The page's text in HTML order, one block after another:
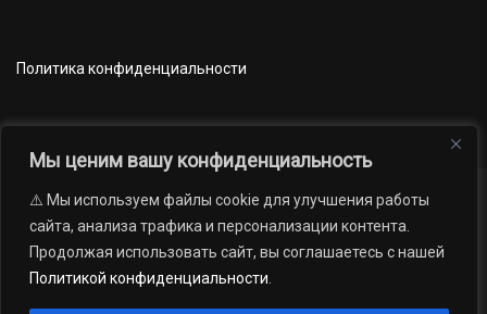
Мы ценим вашу конфиденциальность
⚠️ Мы используем файлы cookie для улучшения работы
сайта, анализа трафика и персонализации контента.
Продолжая использовать сайт, вы соглашаетесь с нашей
Политикой конфиденциальности
Политика конфиденциальности
Новости Наши проекты
Официально
АРХИВ
16+
газеты «Миасский рабочий»; Областное государственное учреждение